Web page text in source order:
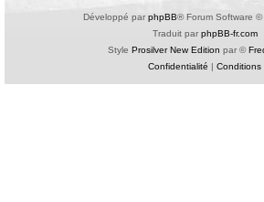
Développé par phpBB® Forum Software ©
Traduit par phpBB-fr.com
Style Prosilver New Edition par ©
Confidentialité | Conditions